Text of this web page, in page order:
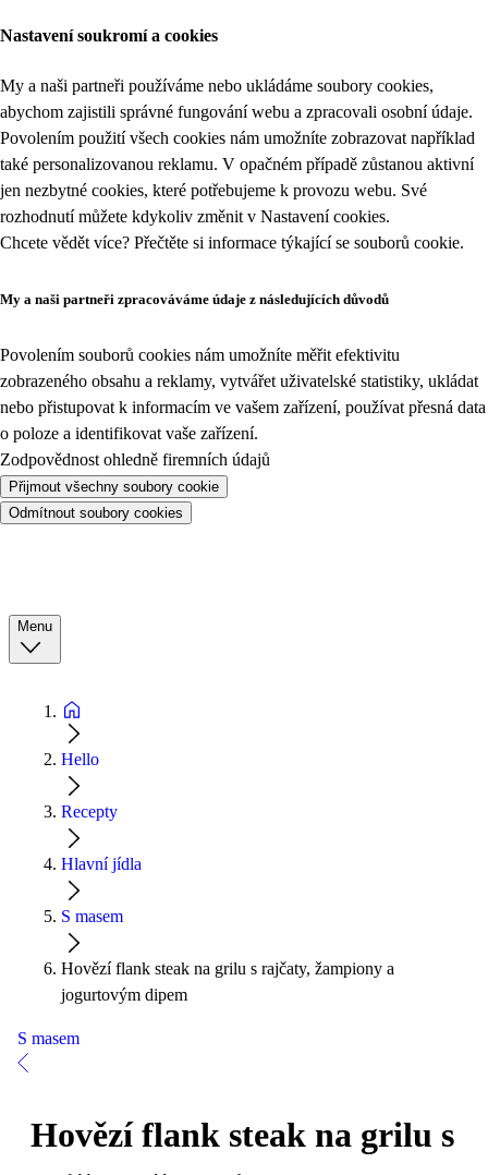
Nastavení soukromí a cookies
My a naši partneři používáme nebo ukládáme soubory cookies,
abychom zajistili správné fungování webu a zpracovali osobní údaje.
Povolením použití všech cookies nám umožníte zobrazovat například
také personalizovanou reklamu. V opačném případě zůstanou aktivní
jen nezbytné cookies, které potřebujeme k provozu webu. Své
rozhodnutí můžete kdykoliv změnit v Nastavení cookies.
Chcete vědět více? Přečtěte si informace týkající se souborů cookie.
My a naši partneři zpracováváme údaje z následujících důvodů
Povolením souborů cookies nám umožníte měřit efektivitu
zobrazeného obsahu a reklamy, vytvářet uživatelské statistiky, ukládat
nebo přistupovat k informacím ve vašem zařízení, používat přesná data
o poloze a identifikovat vaše zařízení.
Zodpovědnost ohledně firemních údajů
Přijmout všechny soubory cookie
Odmítnout soubory cookies
Menu
Hello
Recepty
Hlavní jídla
S masem
Hovězí flank steak na grilu s rajčaty, žampiony a
jogurtovým dipem
S masem
Hovězí flank steak na grilu s